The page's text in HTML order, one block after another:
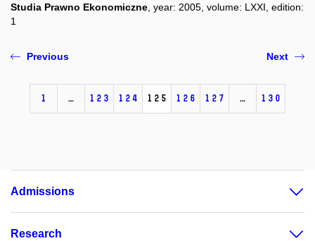
Studia Prawno Ekonomiczne, year: 2005, volume: LXXI, edition:
1
Previous
1 … 123 124 125 126 127 … 130
Next
Admissions
Research